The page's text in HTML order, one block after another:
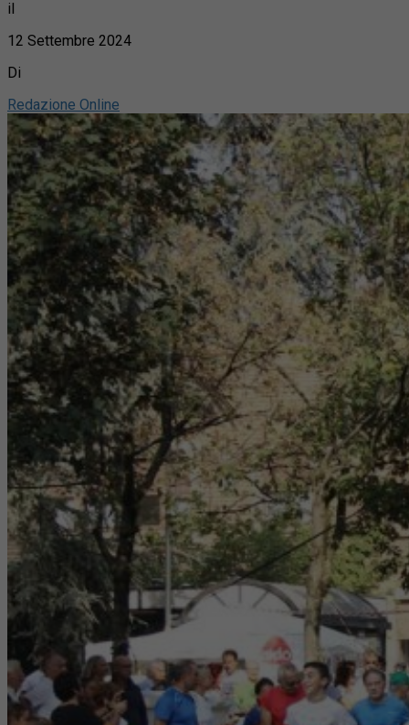
il
12 Settembre 2024
Di
Redazione Online